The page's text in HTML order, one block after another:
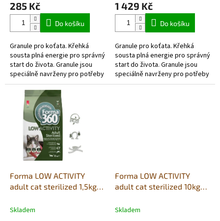
285 Kč
Do košíku
Granule pro koťata. Křehká
sousta plná energie pro správný
start do života. Granule jsou
speciálně navrženy pro potřeby
koťat od odstavu až do dvanácti
měsíců věku....
1 429 Kč
Do košíku
Granule pro koťata. Křehká
sousta plná energie pro správný
start do života. Granule jsou
speciálně navrženy pro potřeby
koťat od odstavu až do dvanácti
Forma LOW ACTIVITY
adult cat sterilized 1,5kg
Skladem
Forma LOW ACTIVITY
adult cat sterilized 10kg
Skladem